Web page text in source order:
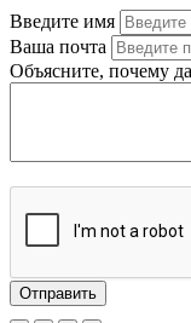
Введите имя
Ваша почта
Объясните, почему
Отправить